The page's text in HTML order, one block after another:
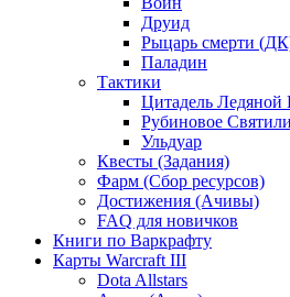
Друид
Рыцарь смерти
Паладин
Тактики
Цитадель
Рубиновое
Ульдуар
Квесты (Задания)
Фарм (Сбор ресурсов)
Достижения (Ачивы)
FAQ для новичков
Книги по Варкрафту
Карты Warcraft III
Dota Allstars